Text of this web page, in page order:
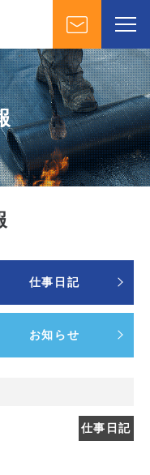
仕事日記
お知らせ
仕事日記